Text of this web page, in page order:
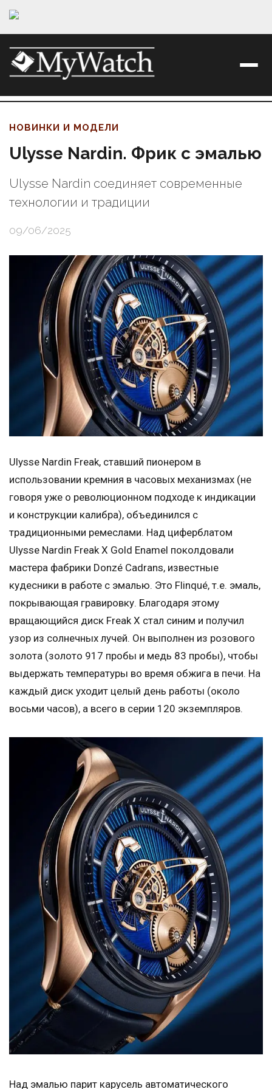
НОВИНКИ И МОДЕЛИ
Ulysse Nardin. Фрик с эмалью
Ulysse Nardin соединяет современные
технологии и традиции
09/06/2025
Ulysse Nardin Freak, ставший пионером в
использовании кремния в часовых механизмах (не
говоря уже о революционном подходе к индикации
и конструкции калибра), объединился с
традиционными ремеслами. Над циферблатом
Ulysse Nardin Freak X Gold Enamel поколдовали
мастера фабрики Donzé Cadrans, известные
кудесники в работе с эмалью. Это Flinqué, т.е. эмаль,
покрывающая гравировку. Благодаря этому
вращающийся диск Freak X стал синим и получил
узор из солнечных лучей. Он выполнен из розового
золота (золото 917 пробы и медь 83 пробы), чтобы
выдержать температуры во время обжига в печи. На
каждый диск уходит целый день работы (около
восьми часов), а всего в серии 120 экземпляров.
Над эмалью парит карусель автоматического